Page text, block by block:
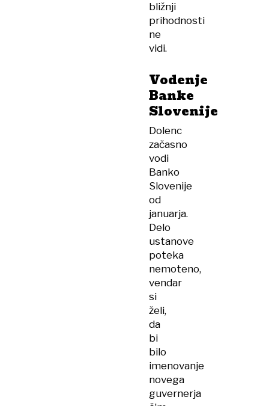
bližnji
prihodnosti
ne
vidi.
Vodenje
Banke
Slovenije
Dolenc
začasno
vodi
Banko
Slovenije
od
januarja.
Delo
ustanove
poteka
nemoteno,
vendar
si
želi,
da
bi
bilo
imenovanje
novega
guvernerja